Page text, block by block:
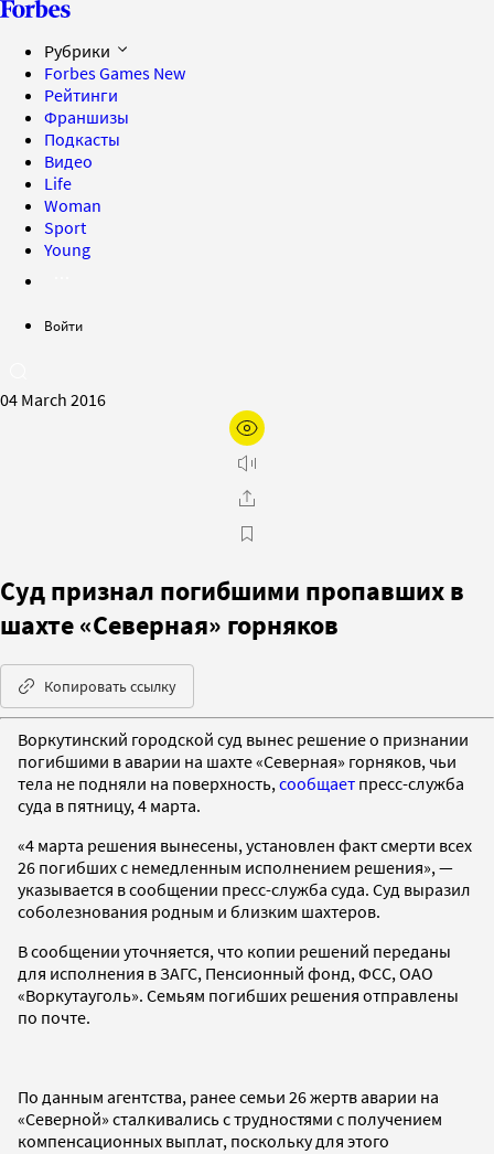
Рубрики
Forbes Games New
Рейтинги
Франшизы
Подкасты
Видео
Life
Woman
Sport
Young
Войти
04 March 2016
Суд признал погибшими пропавших в
шахте «Северная» горняков
Копировать ссылку
Воркутинский городской суд вынес решение о признании
погибшими в аварии на шахте «Северная» горняков, чьи
тела не подняли на поверхность, сообщает пресс-служба
суда в пятницу, 4 марта.
«4 марта решения вынесены, установлен факт смерти всех
26 погибших с немедленным исполнением решения», —
указывается в сообщении пресс-служба суда. Суд выразил
соболезнования родным и близким шахтеров.
В сообщении уточняется, что копии решений переданы
для исполнения в ЗАГС, Пенсионный фонд, ФСС, ОАО
«Воркутауголь». Семьям погибших решения отправлены
по почте.
По данным агентства, ранее семьи 26 жертв аварии на
«Северной» сталкивались с трудностями с получением
компенсационных выплат, поскольку для этого